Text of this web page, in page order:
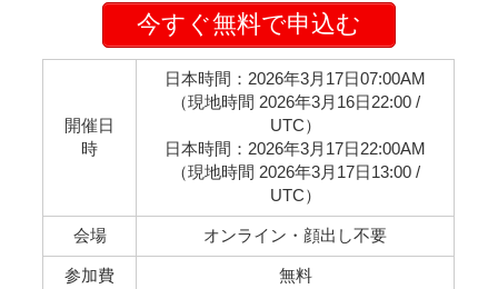
今すぐ無料で申込む
開催日
時
日本時間：2026年3月17日07:00AM
（現地時間 2026年3月16日22:00 /
UTC）
日本時間：2026年3月17日22:00AM
（現地時間 2026年3月17日13:00 /
UTC）
会場 オンライン・顔出し不要
参加費 無料